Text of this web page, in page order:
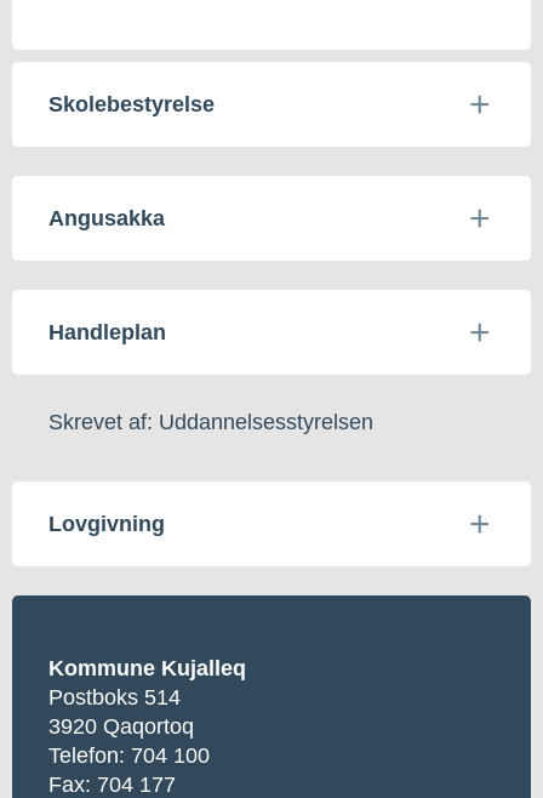
Skolebestyrelse
Angusakka
Handleplan
Skrevet af: Uddannelsesstyrelsen
Lovgivning
Kommune Kujalleq
Postboks 514
3920 Qaqortoq
Telefon: 704 100
Fax: 704 177